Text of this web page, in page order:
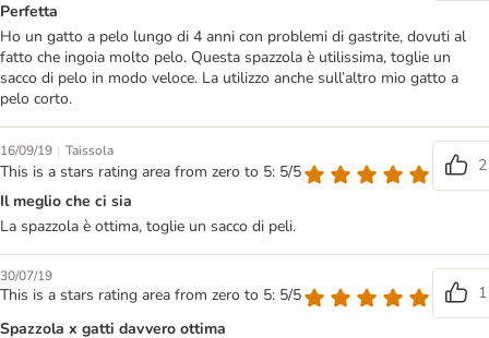
Perfetta
Ho un gatto a pelo lungo di 4 anni con problemi di gastrite, dovuti al
fatto che ingoia molto pelo. Questa spazzola è utilissima, toglie un
sacco di pelo in modo veloce. La utilizzo anche sull’altro mio gatto a
pelo corto.
16/09/19 | Taissola
This is a stars rating area from zero to 5: 5/5
2
Il meglio che ci sia
La spazzola è ottima, toglie un sacco di peli.
30/07/19
This is a stars rating area from zero to 5: 5/5
1
Spazzola x gatti davvero ottima